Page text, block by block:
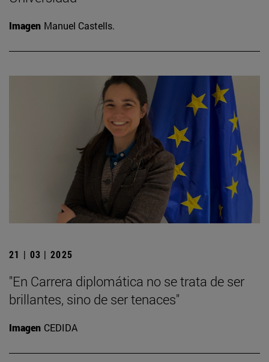
Imagen Manuel Castells.
21 | 03 | 2025
"En Carrera diplomática no se trata de ser
brillantes, sino de ser tenaces"
Imagen CEDIDA